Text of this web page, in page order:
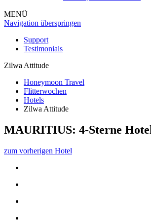
MENÜ
Navigation überspringen
Support
Testimonials
Zilwa Attitude
Honeymoon Travel
Flitterwochen
Hotels
Zilwa Attitude
MAURITIUS: 4-Sterne Hotel
zum vorherigen Hotel